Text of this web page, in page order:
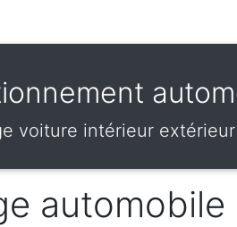
voiture intérieur